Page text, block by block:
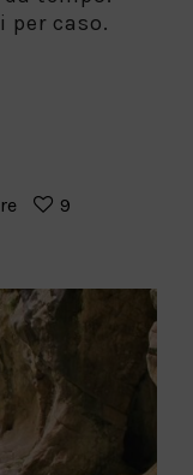
per caso.
9